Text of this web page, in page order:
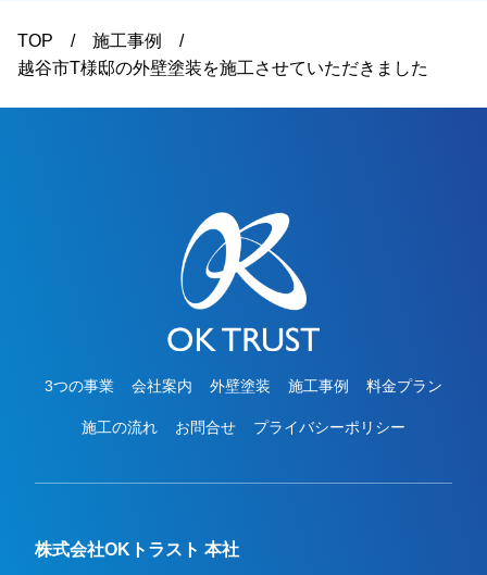
「仕上がりもとても綺麗で、色も思っていた通り
になりました」とのお言葉をいただき、ご満足い
ただけたようで私たちも大変嬉しく思っておりま
す。この度は大切なお住まいの外壁塗装工事をお
TOP
施工事例
越谷市T様邸の外壁塗装を施工させていただきました
3つの事業 会社案内 外壁塗装 施工事例 料金プラン
施工の流れ お問合せ プライバシーポリシー
株式会社OKトラスト 本社